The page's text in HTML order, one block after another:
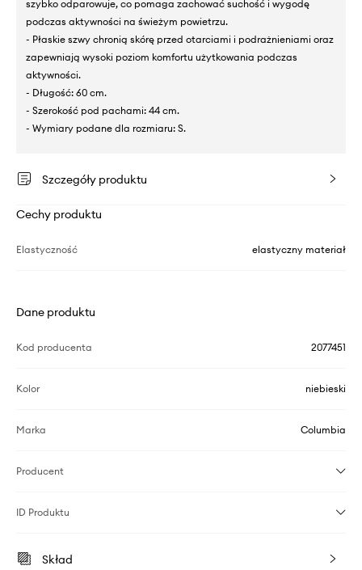
szybko odparowuje, co pomaga zachować suchość i wygodę
podczas aktywności na świeżym powietrzu.
- Płaskie szwy chronią skórę przed otarciami i podrażnieniami oraz
zapewniają wysoki poziom komfortu użytkowania podczas
aktywności.
- Długość: 60 cm.
- Szerokość pod pachami: 44 cm.
- Wymiary podane dla rozmiaru: S.
Szczegóły produktu
Cechy produktu
Elastyczność elastyczny materiał
Dane produktu
Kod producenta 2077451
Kolor niebieski
Marka Columbia
Producent
ID Produktu
Skład